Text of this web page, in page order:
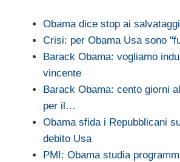
Obama dice stop ai
Crisi: per Obama Usa sono
Barack Obama: vogliamo
vincente
Barack Obama: cento giorni
per il…
Obama sfida i Repubblicani
debito Usa
PMI: Obama studia